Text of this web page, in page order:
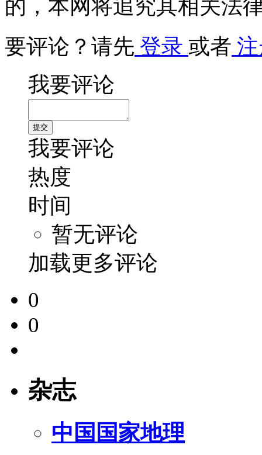
的，本网将追究其相关法
要评论？请先 登录 或者
我要评论
我要评论
热度
时间
暂无评论
加载更多评论
0
0
杂志
中国国家地理